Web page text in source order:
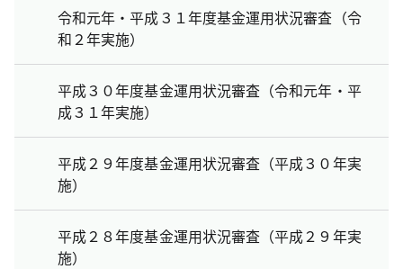
令和元年・平成３１年度基金運用状況審査（令
和２年実施）
平成３０年度基金運用状況審査（令和元年・平
成３１年実施）
平成２９年度基金運用状況審査（平成３０年実
施）
平成２８年度基金運用状況審査（平成２９年実
施）